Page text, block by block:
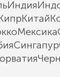
Индия
Китай
Мексика
Сингапур